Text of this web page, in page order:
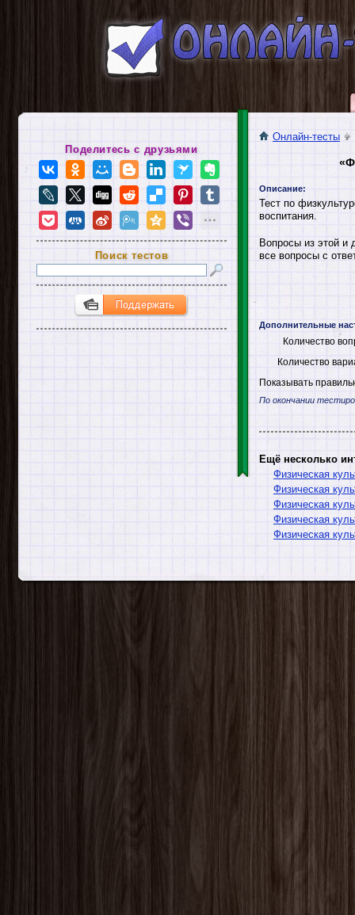
Онлайн-тесты
Описание:
Тест по
воспитания.
Вопросы из этой и
все вопросы с
Дополнительные
Количество
Количество
Показывать
По окончании
Ещё несколько
Физическая
Физическая
Физическая
Физическая
Физическая
Поделитесь с друзьями
Поиск тестов